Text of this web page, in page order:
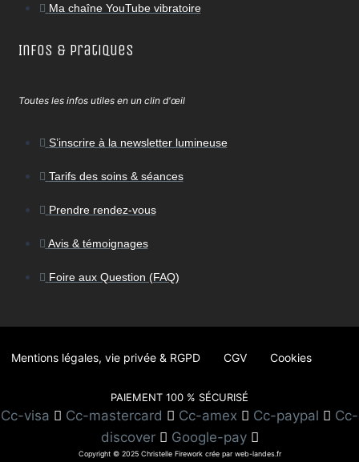
Ma chaîne YouTube vibratoire
Infos & Pratiques
Toutes les infos utiles en un clin d'œil
S’inscrire à la newsletter lumineuse
Tarifs des soins & séances
Prendre rendez-vous
Avis & témoignages
Foire aux Question (FAQ)
Mentions légales, vie privée & RGPD CGV Cookies
PAIEMENT 100 % SÉCURISÉ
Cc-visa Cc-mastercard Cc-amex Cc-paypal
Cc-
discover
Google-pay
Copyright © 2025 Christelle Firework crée par web-landes.fr